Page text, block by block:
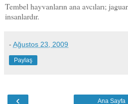
Tembel hayvanların ana avcıları;
insanlardır.
- Ağustos 23, 2009
Paylaş
‹ Ana Sayfa